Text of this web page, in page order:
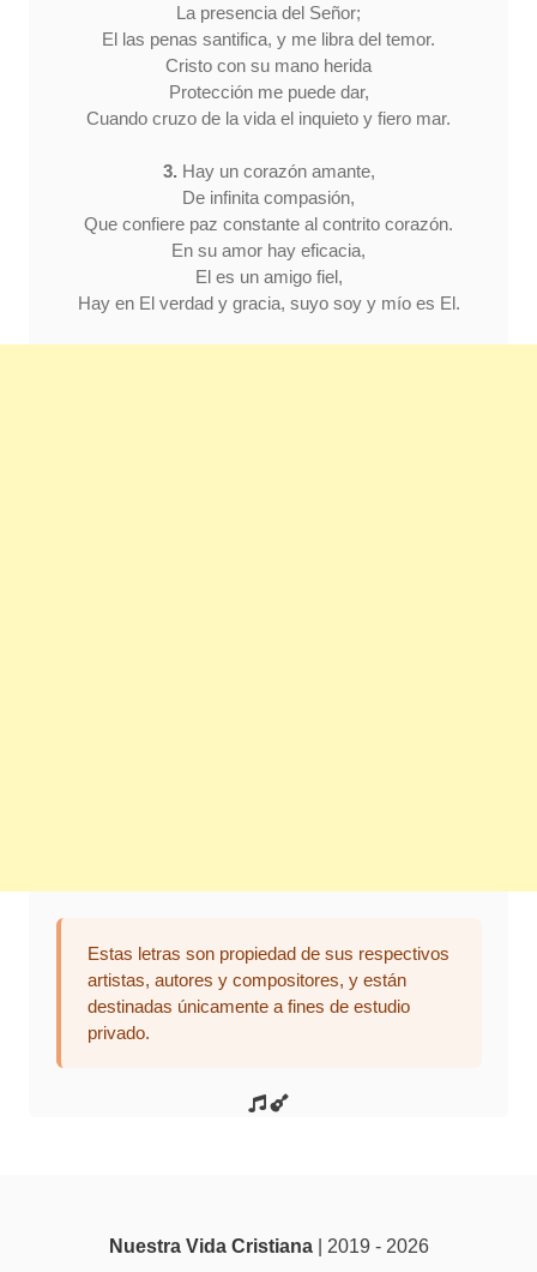
La presencia del Señor;
El las penas santifica, y me libra del temor.
Cristo con su mano herida
Protección me puede dar,
Cuando cruzo de la vida el inquieto y fiero mar.
3. Hay un corazón amante,
De infinita compasión,
Que confiere paz constante al contrito corazón.
En su amor hay eficacia,
El es un amigo fiel,
Hay en El verdad y gracia, suyo soy y mío es El.
Estas letras son propiedad de sus respectivos
artistas, autores y compositores, y están
destinadas únicamente a fines de estudio
privado.
Nuestra Vida Cristiana| 2019 - 2026